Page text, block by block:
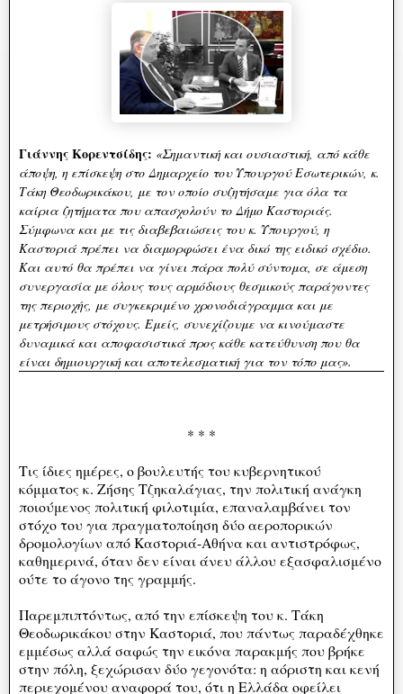
Γιάννης Κορεντσίδης: «Σημαντική και ουσιαστική, από κάθε
άποψη, η επίσκεψη στο Δημαρχείο του Υπουργού Εσωτερικών, κ.
Τάκη Θεοδωρικάκου, με τον οποίο συζητήσαμε για όλα τα
καίρια ζητήματα που απασχολούν το Δήμο Καστοριάς.
Σύμφωνα και με τις διαβεβαιώσεις του κ. Υπουργού, η
Καστοριά πρέπει να διαμορφώσει ένα δικό της ειδικό σχέδιο.
Και αυτό θα πρέπει να γίνει πάρα πολύ σύντομα, σε άμεση
συνεργασία με όλους τους αρμόδιους θεσμικούς παράγοντες
της περιοχής, με συγκεκριμένο χρονοδιάγραμμα και με
μετρήσιμους στόχους. Εμείς, συνεχίζουμε να κινούμαστε
δυναμικά και αποφασιστικά προς κάθε κατεύθυνση που θα
είναι δημιουργική και αποτελεσματική για τον τόπο μας».
* * *
Τις ίδιες ημέρες, ο βουλευτής του κυβερνητικού
κόμματος κ. Ζήσης Τζηκαλάγιας, την πολιτική ανάγκη
ποιούμενος πολιτική φιλοτιμία, επαναλαμβάνει τον
στόχο του για πραγματοποίηση δύο αεροπορικών
δρομολογίων από Καστοριά-Αθήνα και αντιστρόφως,
καθημερινά, όταν δεν είναι άνευ άλλου εξασφαλισμένο
ούτε το άγονο της γραμμής.
Παρεμπιπτόντως, από την επίσκεψη του κ. Τάκη
Θεοδωρικάκου στην Καστοριά, που πάντως παραδέχθηκε
εμμέσως αλλά σαφώς την εικόνα παρακμής που βρήκε
στην πόλη, ξεχώρισαν δύο γεγονότα: η αόριστη και κενή
περιεχομένου αναφορά του, ότι η Ελλάδα οφείλει